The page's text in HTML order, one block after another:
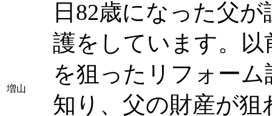
増山
日82歳になった父
護をしています。
を狙ったリフォー
知り、父の財産が